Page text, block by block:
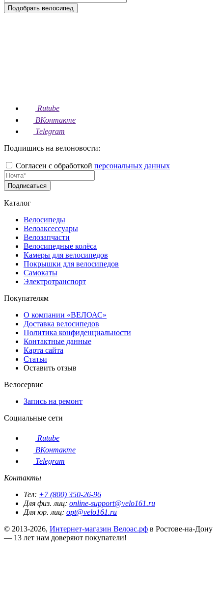
Подобрать велосипед
Rutube
ВКонтакте
Telegram
Подпишись на велоновости:
Согласен с обработкой персональных данных
Подписаться
Каталог
Велосипеды
Велоаксессуары
Велозапчасти
Велосипедные колёса
Камеры для велосипедов
Покрышки для велосипедов
Самокаты
Электротранспорт
Покупателям
О компании «ВЕЛОАС»
Доставка велосипедов
Политика конфиденциальности
Контактные данные
Карта сайта
Статьи
Оставить отзыв
Велосервис
Запись на ремонт
Социальные сети
Rutube
ВКонтакте
Telegram
Контакты
Тел: +7 (800) 350-26-96
Для физ. лиц: online-support@velo161.ru
Для юр. лиц: opt@velo161.ru
© 2013-2026, Интернет-магазин Велоас.рф в Ростове-на-Дону
— 13 лет нам доверяют покупатели!